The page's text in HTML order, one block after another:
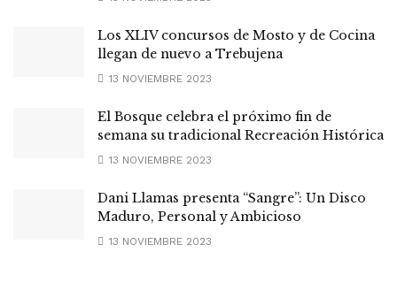
Los XLIV concursos de Mosto y de Cocina
llegan de nuevo a Trebujena
13 NOVIEMBRE 2023
El Bosque celebra el próximo fin de
semana su tradicional Recreación Histórica
13 NOVIEMBRE 2023
Dani Llamas presenta “Sangre”: Un Disco
Maduro, Personal y Ambicioso
13 NOVIEMBRE 2023